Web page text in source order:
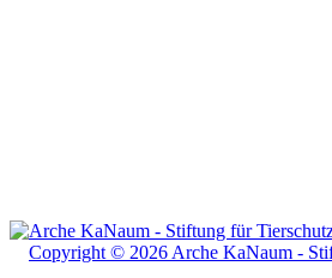
Copyright © 2026 Arche KaNaum -